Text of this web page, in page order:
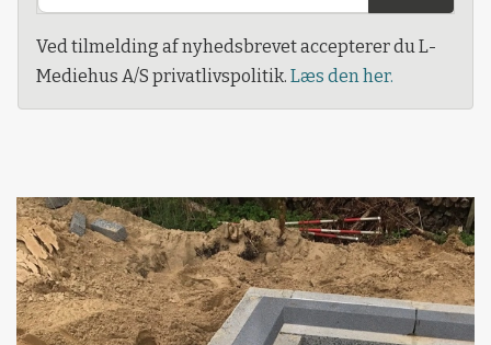
Ved tilmelding af nyhedsbrevet accepterer du L-
Mediehus A/S privatlivspolitik. Læs den her.